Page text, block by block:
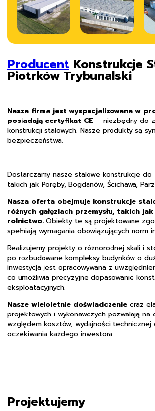
Producent Konstrukcje
Piotrków Trybunalski
Nasza firma jest wyspecjalizowana w
posiadają certyfikat CE – niezbędny do
konstrukcji stalowych. Nasze produkty są
bezpieczeństwa.
Dostarczamy nasze stalowe konstrukcje do
takich jak Poręby, Bogdanów, Ścichawa,
Nasza oferta obejmuje konstrukcje
różnych gałęziach przemysłu, takich
rolnictwo. Obiekty te są projektowane
spełniają wymagania obowiązujących norm
Realizujemy projekty o różnorodnej skali i
po rozbudowane kompleksy budynków o
inwestycja jest opracowywana z
co umożliwia precyzyjne dopasowanie
eksploatacyjnych.
Nasze wieloletnie doświadczenie oraz
projektowych i wykonawczych pozwalają
względem kosztów, wydajności technicznej
oczekiwania każdego inwestora.
Projektujemy